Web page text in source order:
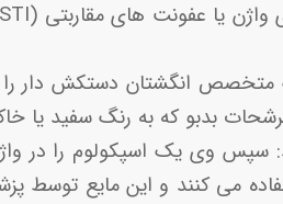
متخصص انگشتان دستکش دار را
بدبو که به رنگ سفید یا
سپس وی یک اسپکولوم را در
می کنند و این مایع توسط